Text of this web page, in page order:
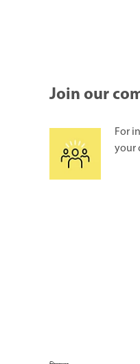
Join our
For
your